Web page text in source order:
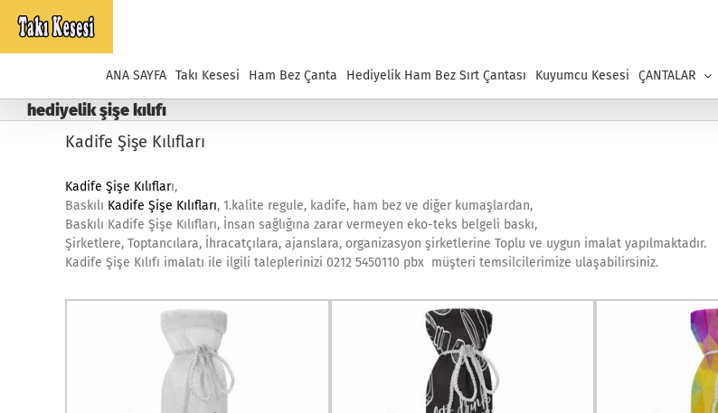
ANA SAYFA Takı Kesesi Ham Bez Çanta Hediyelik Ham Bez Sırt Çantası Kuyumcu Kesesi ÇANTALAR
hediyelik şişe kılıfı
Kadife Şişe Kılıfları
Kadife Şişe Kılıfları,
Baskılı Kadife Şişe Kılıfları, 1.kalite regule, kadife, ham bez ve diğer kumaşlardan,
Baskılı Kadife Şişe Kılıfları, İnsan sağlığına zarar vermeyen eko-teks belgeli baskı,
Şirketlere, Toptancılara, İhracatçılara, ajanslara, organizasyon şirketlerine Toplu ve uygun imalat yapılmaktadır.
Kadife Şişe Kılıfı imalatı ile ilgili taleplerinizi 0212 5450110 pbx müşteri temsilcilerimize ulaşabilirsiniz.